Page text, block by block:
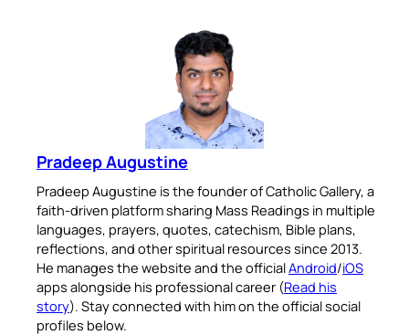
Pradeep Augustine
Pradeep Augustine is the founder of Catholic Gallery, a
faith-driven platform sharing Mass Readings in multiple
languages, prayers, quotes, catechism, Bible plans,
reflections, and other spiritual resources since 2013.
He manages the website and the officialAndroid/iOS
apps alongside his professional career (Read his
story). Stay connected with him on the official social
profiles below.